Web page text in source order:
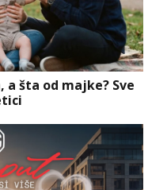
a šta od majke? Sve